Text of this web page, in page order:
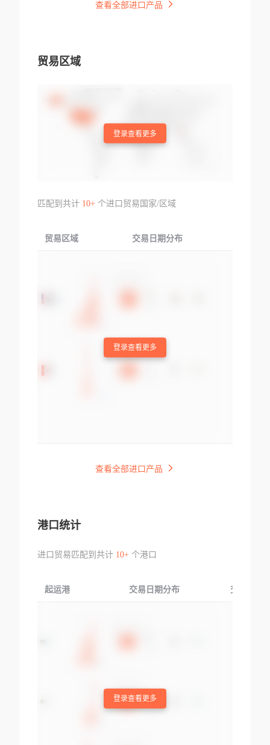
查看全部进口产品
贸易区域
登录查看更多
匹配到共计 10+个进口贸易国家/区域
贸易区域 交易日期分布
登录查看更多
查看全部进口产品
港口统计
进口贸易匹配到共计 10+个港口
起运港 交易日期分布 交易产品
登录查看更多